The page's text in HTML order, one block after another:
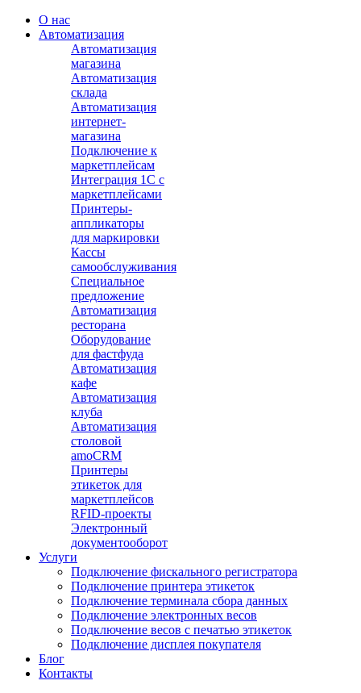
О нас
Автоматизация
Автоматизация
магазина
Автоматизация
склада
Автоматизация
интернет-
магазина
Подключение к
маркетплейсам
Интеграция 1С с
маркетплейсами
Принтеры-
аппликаторы
для маркировки
Кассы
самообслуживания
Специальное
предложение
Автоматизация
ресторана
Оборудование
для фастфуда
Автоматизация
кафе
Автоматизация
клуба
Автоматизация
столовой
amoCRM
Принтеры
этикеток для
маркетплейсов
RFID-проекты
Электронный
документооборот
Услуги
Подключение фискального регистратора
Подключение принтера этикеток
Подключение терминала сбора данных
Подключение электронных весов
Подключение весов с печатью этикеток
Подключение дисплея покупателя
Блог
Контакты